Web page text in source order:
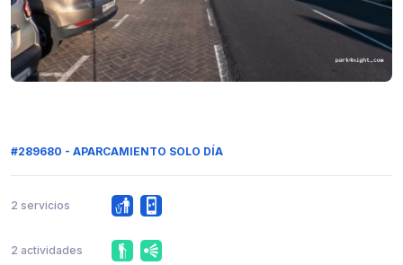
#289680 - APARCAMIENTO SOLO DÍA
2 servicios
2 actividades